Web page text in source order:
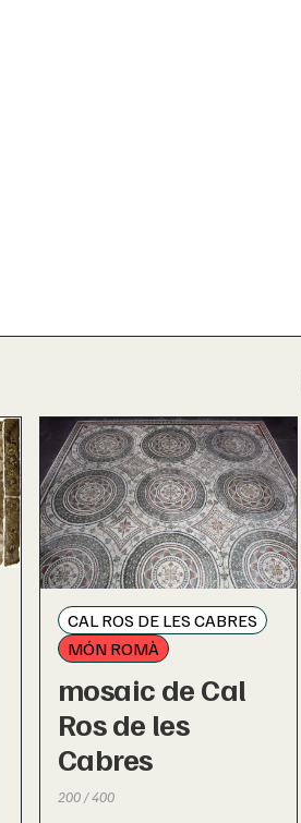
CAL ROS DE LES CABRES
MÓN ROMÀ
mosaic de Cal
Ros de les
Cabres
200 / 400